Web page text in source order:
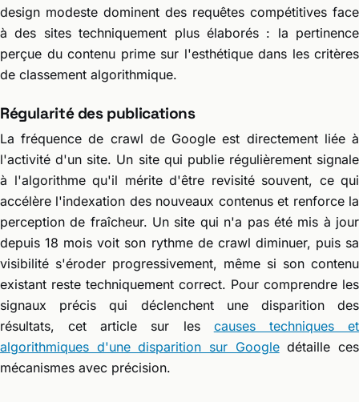
design modeste dominent des requêtes compétitives face
à des sites techniquement plus élaborés : la pertinence
perçue du contenu prime sur l'esthétique dans les critères
de classement algorithmique.
Régularité des publications
La fréquence de crawl de Google est directement liée à
l'activité d'un site. Un site qui publie régulièrement signale
à l'algorithme qu'il mérite d'être revisité souvent, ce qui
accélère l'indexation des nouveaux contenus et renforce la
perception de fraîcheur. Un site qui n'a pas été mis à jour
depuis 18 mois voit son rythme de crawl diminuer, puis sa
visibilité s'éroder progressivement, même si son contenu
existant reste techniquement correct. Pour comprendre les
signaux précis qui déclenchent une disparition des
résultats, cet article sur les causes techniques et
algorithmiques d'une disparition sur Googledétaille ces
mécanismes avec précision.